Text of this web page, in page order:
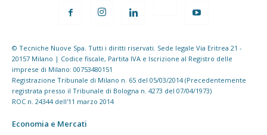
© Tecniche Nuove Spa. Tutti i diritti riservati. Sede legale Via Eritrea 21 -
20157 Milano | Codice fiscale, Partita IVA e Iscrizione al Registro delle
imprese di Milano: 00753480151
Registrazione Tribunale di Milano n. 65 del 05/03/2014 (Precedentemente
registrata presso il Tribunale di Bologna n. 4273 del 07/04/1973)
ROC n. 24344 dell'11 marzo 2014
Economia e Mercati